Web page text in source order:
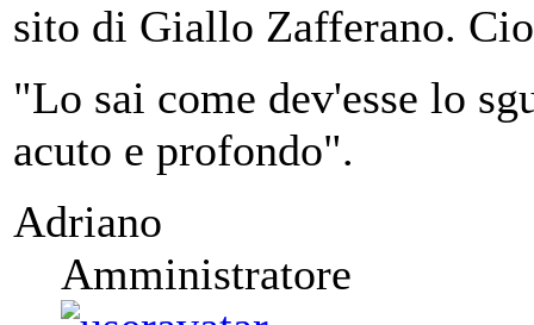
sito di Giallo Zafferano.
"Lo sai come dev'esse lo
acuto e profondo".
Adriano
Amministratore